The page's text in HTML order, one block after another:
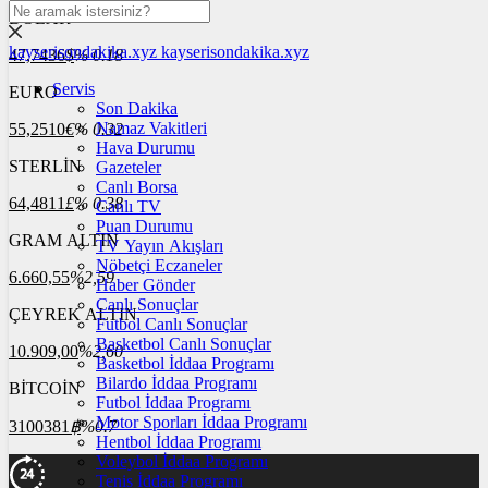
DOLAR
47,7436$% 0.18
EURO
55,2510€% 0.32
STERLİN
64,4811£% 0.38
GRAM ALTIN
6.660,55%2,59
ÇEYREK ALTIN
10.909,00%2,60
BİTCOİN
3100381 ฿%0.7
kayserisondakika.xyz kayserisondakika.xyz
Servis
Son Dakika
Namaz Vakitleri
Hava Durumu
Gazeteler
Canlı Borsa
Canlı TV
Puan Durumu
TV Yayın Akışları
Nöbetçi Eczaneler
Haber Gönder
Canlı Sonuçlar
Futbol Canlı Sonuçlar
Basketbol Canlı Sonuçlar
Basketbol İddaa Programı
Bilardo İddaa Programı
Futbol İddaa Programı
Motor Sporları İddaa Programı
Hentbol İddaa Programı
Voleybol İddaa Programı
Tenis İddaa Programı